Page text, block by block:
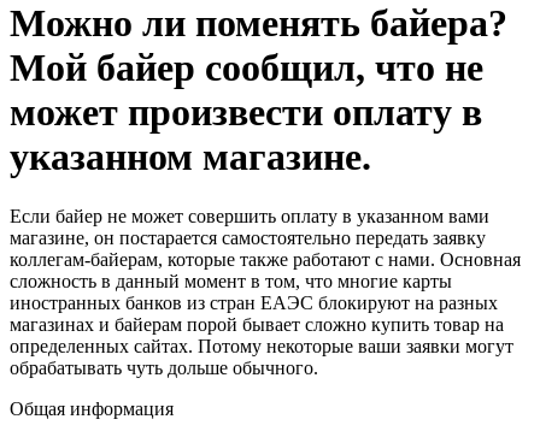
Можно ли поменять байера?
Мой байер сообщил, что не
может произвести оплату в
указанном магазине.
Если байер не может совершить оплату в указанном вами
магазине, он постарается самостоятельно передать заявку
коллегам-байерам, которые также работают с нами. Основная
сложность в данный момент в том, что многие карты
иностранных банков из стран ЕАЭС блокируют на разных
магазинах и байерам порой бывает сложно купить товар на
определенных сайтах. Потому некоторые ваши заявки могут
обрабатывать чуть дольше обычного.
Общая информация